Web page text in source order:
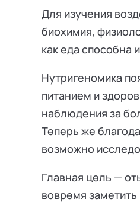
Для изучения
биохимия,
как еда способна
Нутригеномика
питанием и
наблюдения за
Теперь же
возможно
Главная цель —
вовремя